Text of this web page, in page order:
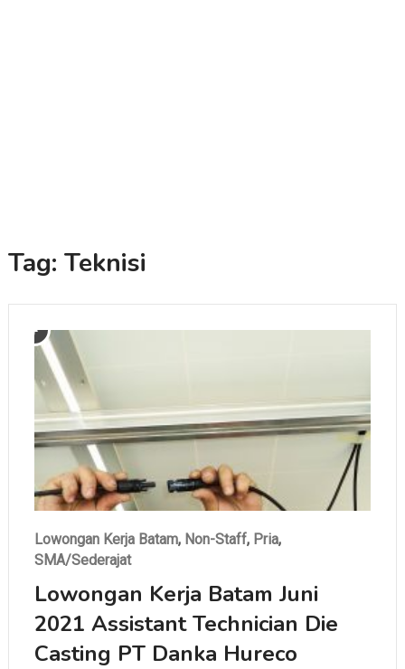
Tag: Teknisi
Lowongan Kerja Batam, Non-Staff, Pria,
SMA/Sederajat
Lowongan Kerja Batam Juni
2021 Assistant Technician Die
Casting PT Danka Hureco